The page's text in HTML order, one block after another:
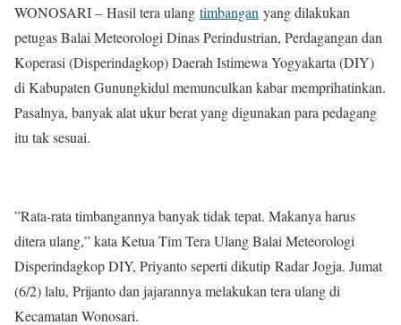
WONOSARI – Hasil tera ulang timbangan yang dilakukan
petugas Balai Meteorologi Dinas Perindustrian, Perdagangan dan
Koperasi (Disperindagkop) Daerah Istimewa Yogyakarta (DIY)
di Kabupaten Gunungkidul memunculkan kabar memprihatinkan.
Pasalnya, banyak alat ukur berat yang digunakan para pedagang
itu tak sesuai.
”Rata-rata timbangannya banyak tidak tepat. Makanya harus
ditera ulang,” kata Ketua Tim Tera Ulang Balai Meteorologi
Disperindagkop DIY, Priyanto seperti dikutip Radar Jogja. Jumat
(6/2) lalu, Prijanto dan jajarannya melakukan tera ulang di
Kecamatan Wonosari.